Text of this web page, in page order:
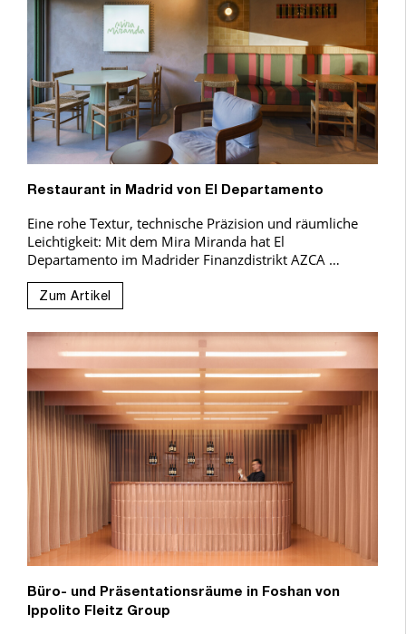
Restaurant in Madrid von El Departamento
Eine rohe Textur, technische Präzision und räumliche
Leichtigkeit: Mit dem Mira Miranda hat El
Departamento im Madrider Finanzdistrikt AZCA …
Zum Artikel
Büro- und Präsentationsräume in Foshan von
Ippolito Fleitz Group